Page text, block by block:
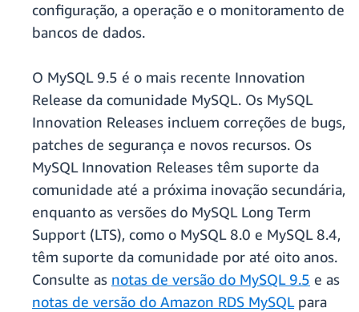
configuração, a operação e o monitoramento de
bancos de dados.
O MySQL 9.5 é o mais recente Innovation
Release da comunidade MySQL. Os MySQL
Innovation Releases incluem correções de bugs,
patches de segurança e novos recursos. Os
MySQL Innovation Releases têm suporte da
comunidade até a próxima inovação secundária,
enquanto as versões do MySQL Long Term
Support (LTS), como o MySQL 8.0 e MySQL 8.4,
têm suporte da comunidade por até oito anos.
Consulte as notas de versão do MySQL 9.5 e as
notas de versão do Amazon RDS MySQLpara